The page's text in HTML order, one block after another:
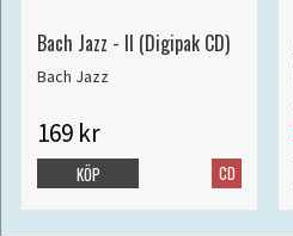
Bach Jazz - II (Digipak CD)
Bach Jazz
169 kr
CD
KÖP